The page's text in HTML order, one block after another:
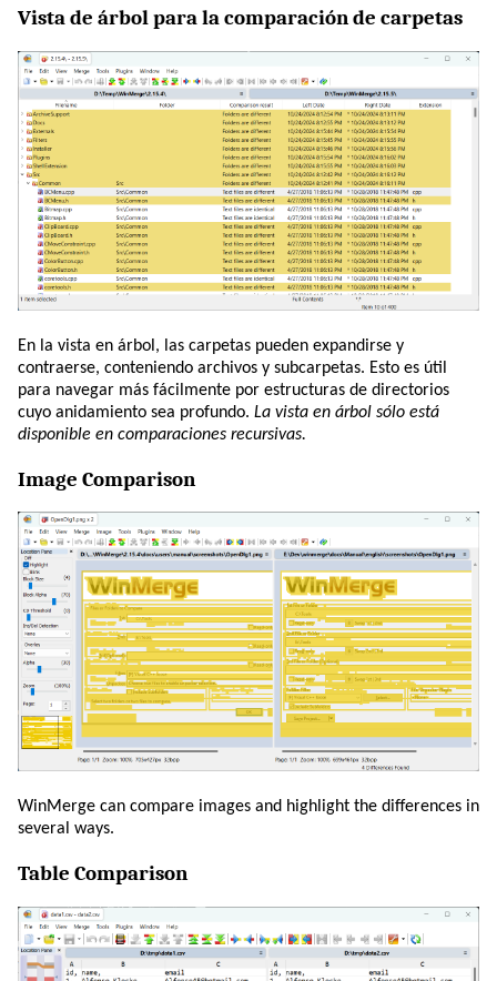
Vista de árbol para la comparación de carpetas
En la vista en árbol, las carpetas pueden expandirse y
contraerse, conteniendo archivos y subcarpetas. Esto es útil
para navegar más fácilmente por estructuras de directorios
cuyo anidamiento sea profundo. La vista en árbol sólo está
disponible en comparaciones recursivas.
Image Comparison
WinMerge can compare images and highlight the differences in
several ways.
Table Comparison